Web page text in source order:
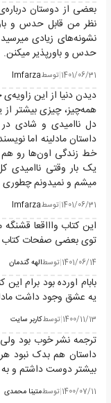
بعضی از دوستان
نظر من قابل حدس و
نشونه‌های زیادی
حدس و باورپذیر میکنن.
1401/06/31
|توسطImfarza
دیدن دنیا از این
همه‌چیز، چیزی بیشتر از
دل ناامیدی و شادی
داستان مادلینه اما
خط زندگی اون‌ها رو هم
یک بار وقتی ناامیدی
میشم و نمیدونم چطوری و
1401/06/31 توسطImfarza
این کتاب واااقعا
توی بعضی صفحات
1401/06/14
|توسطالهه گندمان
بابام اورده بود برام
یه عشق وجود داشت
1400/11/13 توسطکاربر سایت
ترجمه نشر خوب بود
داستان هم بدک نبود
بیشتر دوست داشتم و به
1400/07/11
|توسطمتینا محمدی